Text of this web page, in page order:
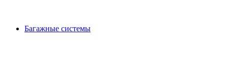
Багажные системы